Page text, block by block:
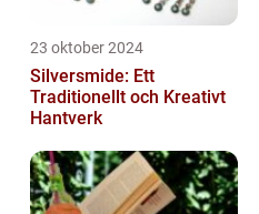
23 oktober 2024
Silversmide: Ett
Traditionellt och Kreativt
Hantverk